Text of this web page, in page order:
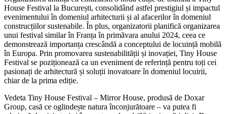
House Festival la București, consolidând astfel prestigiul și impactul
evenimentului în domeniul arhitecturii și al afacerilor în domeniul
construcțiilor sustenabile. În plus, organizatorii planifică organizarea
unui festival similar în Franța în primăvara anului 2024, ceea ce
demonstrează importanța crescândă a conceptului de locuință mobilă
în Europa. Prin promovarea sustenabilității și inovației, Tiny House
Festival se poziționează ca un eveniment de referință pentru toți cei
pasionați de arhitectură și soluții inovatoare în domeniul locuirii,
chiar de la prima ediție.
Vedeta Tiny House Festival – Mirror House, produsă de Doxar
Group, casă ce oglindește natura înconjurătoare – va putea fi